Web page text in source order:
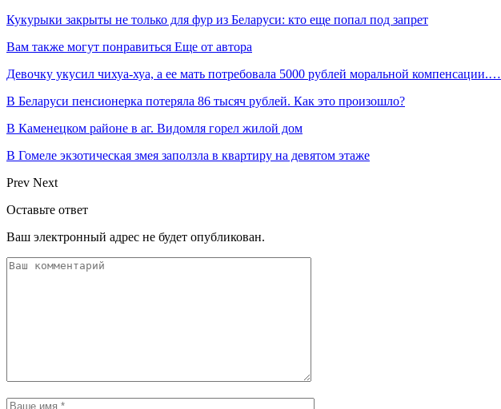
Кукурыки закрыты не только для фур из Беларуси: кто еще попал под запрет
Вам также могут понравиться Еще от автора
Девочку укусил чихуа-хуа, а ее мать потребовала 5000 рублей моральной компенсации.…
В Беларуси пенсионерка потеряла 86 тысяч рублей. Как это произошло?
В Каменецком районе в аг. Видомля горел жилой дом
В Гомеле экзотическая змея заползла в квартиру на девятом этаже
Prev Next
Оставьте ответ
Ваш электронный адрес не будет опубликован.